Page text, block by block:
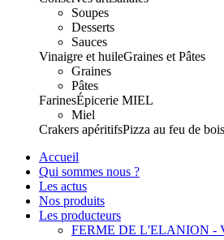
Soupes
Desserts
Sauces
Vinaigre et huileGraines et Pâtes
Graines
Pâtes
FarinesÉpicerie MIEL
Miel
Crakers apéritifsPizza au feu de bois
Accueil
Qui sommes nous ?
Les actus
Nos produits
Les producteurs
FERME DE L'ELANION -